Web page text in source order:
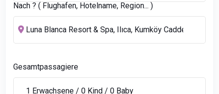
Nach ? ( Flughafen, Hotelname, Region... )
Gesamtpassagiere